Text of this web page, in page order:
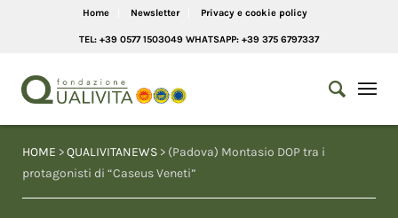
Home Newsletter Privacy e cookie policy
TEL: +39 0577 1503049 WHATSAPP: +39 375 6797337
HOME >QUALIVITANEWS > (Padova) Montasio DOP tra i
protagonisti di “Caseus Veneti”